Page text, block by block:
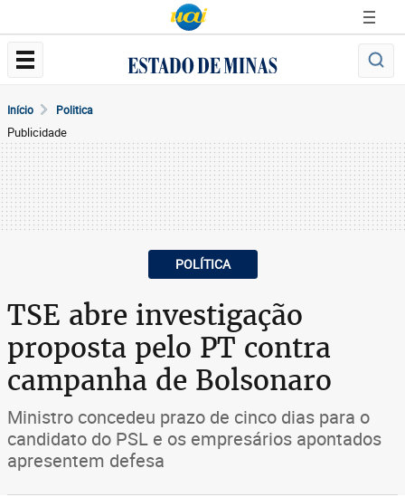
Início Politica
Publicidade
POLÍTICA
TSE abre investigação
proposta pelo PT contra
campanha de Bolsonaro
Ministro concedeu prazo de cinco dias para o
candidato do PSL e os empresários apontados
apresentem defesa